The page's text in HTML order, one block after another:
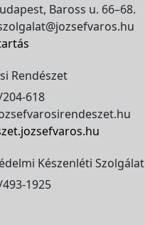
Baross u. 66–68.
Rendészet
618
Készenléti Szolgálat
1925